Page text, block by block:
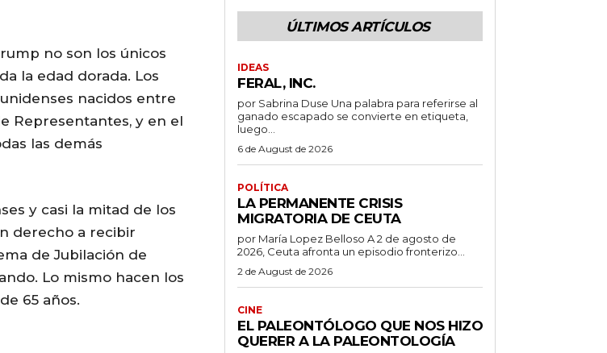
no son los únicos
la edad dorada. Los
nacidos entre
Representantes, y en el
las demás
y casi la mitad de los
derecho a recibir
de Jubilación de
Lo mismo hacen los
65 años.
ÚLTIMOS ARTÍCULOS
IDEAS
FERAL, INC.
por Sabrina Duse Una palabra para referirse al
ganado escapado se convierte en etiqueta,
luego...
6 de August de 2026
POLÍTICA
LA PERMANENTE CRISIS
MIGRATORIA DE CEUTA
por María Lopez Belloso A 2 de agosto de
2026, Ceuta afronta un episodio fronterizo...
2 de August de 2026
CINE
EL PALEONTÓLOGO QUE NOS HIZO
QUERER A LA PALEONTOLOGÍA